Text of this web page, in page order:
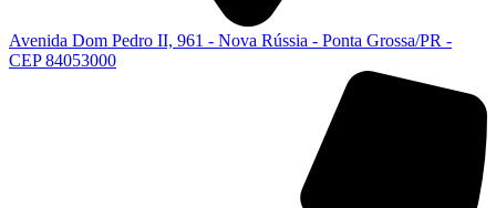
Avenida Dom Pedro II, 961 - Nova Rússia - Ponta Grossa/PR -
CEP 84053000